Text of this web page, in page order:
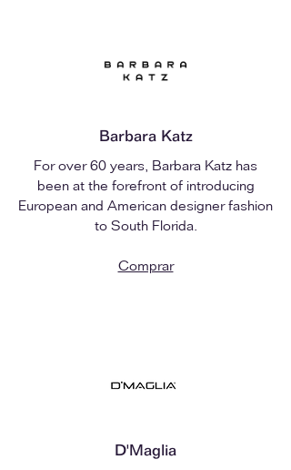
Barbara Katz
For over 60 years, Barbara Katz has
been at the forefront of introducing
European and American designer fashion
to South Florida.
Comprar
D'Maglia